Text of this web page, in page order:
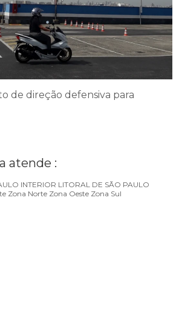
de direção defensiva para
atende :
INTERIOR LITORAL DE SÃO PAULO
Zona Norte Zona Oeste Zona Sul